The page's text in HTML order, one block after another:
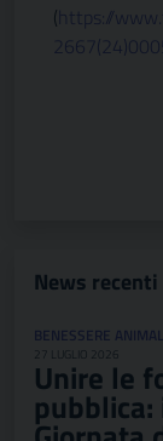
( https://
News recenti
BENESSERE
27 LUGLIO 2026
Unire le